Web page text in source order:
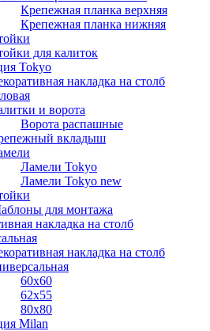
Крепежная планка верхняя
Крепежная планка нижняя
для калиток
Tokyo
накладка на столб
и ворота
Ворота распашные
вкладыш
Ламели Tokyo
Ламели Tokyo new
для монтажа
накладка на столб
накладка на столб
60х60
62х55
80х80
Milan